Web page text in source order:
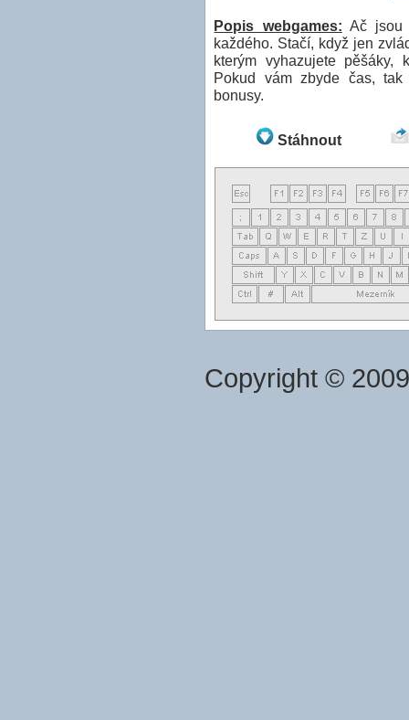
Popis webgames: Ač jsou
každého. Stačí, když jen
kterým vyhazujete pěšáky,
Pokud vám zbyde čas,
bonusy.
Stáhnout
Copyright ©